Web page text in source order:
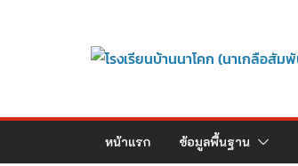
หน้าแรก ข้อมูลพื้นฐาน